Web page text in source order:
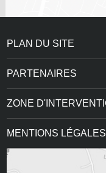
PLAN DU SITE
PARTENAIRES
ZONE
MENTIONS LÉGALES